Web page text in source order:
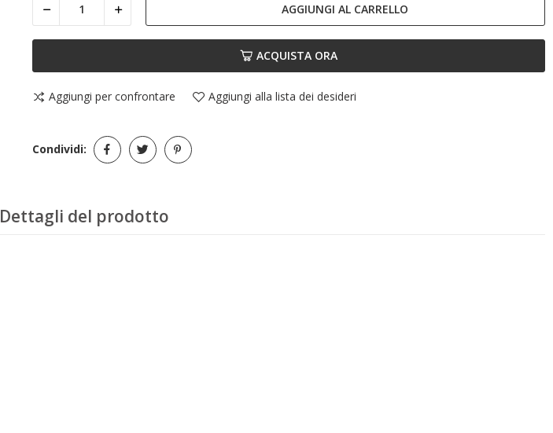
AGGIUNGI AL CARRELLO
ACQUISTA ORA
Aggiungi per confrontare Aggiungi alla lista dei desideri
Condividi:
Dettagli del prodotto